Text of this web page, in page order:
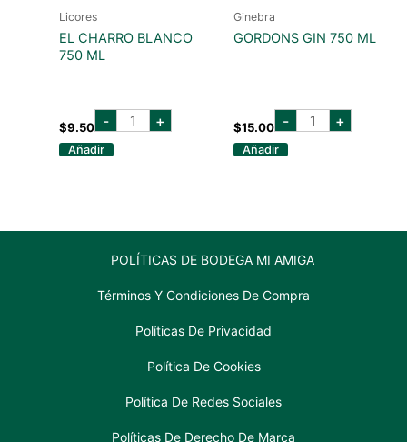
Licores
EL CHARRO BLANCO
750 ML
$9.50 - el
charro+
Añadir
Ginebra
GORDONS GIN 750 ML
$15.00 - GORDONS
GIN +
Añadir
POLÍTICAS DE BODEGA MI AMIGA
Términos Y Condiciones De Compra
Políticas De Privacidad
Política De Cookies
Política De Redes Sociales
Políticas De Derecho De Marca